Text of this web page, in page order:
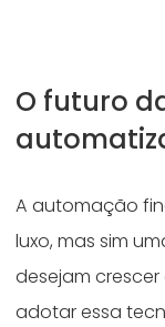
O futuro
A automação
luxo, mas sim
desejam
adotar essa